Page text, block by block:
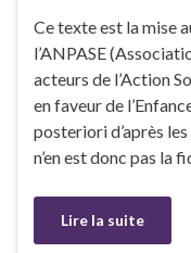
Ce texte est la mise
l’ANPASE
acteurs de l’Action
en faveur de
posteriori d’après
n’en est donc pas la
Lire la suite